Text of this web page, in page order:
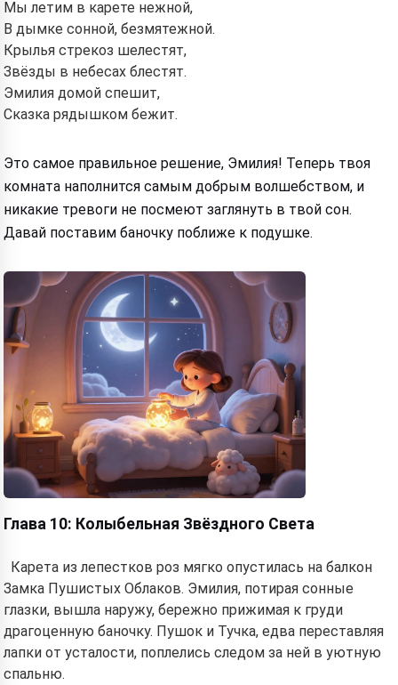
Мы летим в карете нежной,
В дымке сонной, безмятежной.
Крылья стрекоз шелестят,
Звёзды в небесах блестят.
Эмилия домой спешит,
Сказка рядышком бежит.
Это самое правильное решение, Эмилия! Теперь твоя
комната наполнится самым добрым волшебством, и
никакие тревоги не посмеют заглянуть в твой сон.
Давай поставим баночку поближе к подушке.
Глава 10: Колыбельная Звёздного Света
Карета из лепестков роз мягко опустилась на балкон
Замка Пушистых Облаков. Эмилия, потирая сонные
глазки, вышла наружу, бережно прижимая к груди
драгоценную баночку. Пушок и Тучка, едва переставляя
лапки от усталости, поплелись следом за ней в уютную
спальню.